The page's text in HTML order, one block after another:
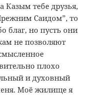
Казым тебе друзья,
Саидом”, то
благ, но пусть они
не позволяют
плохо
и духовный
Моё жилище я